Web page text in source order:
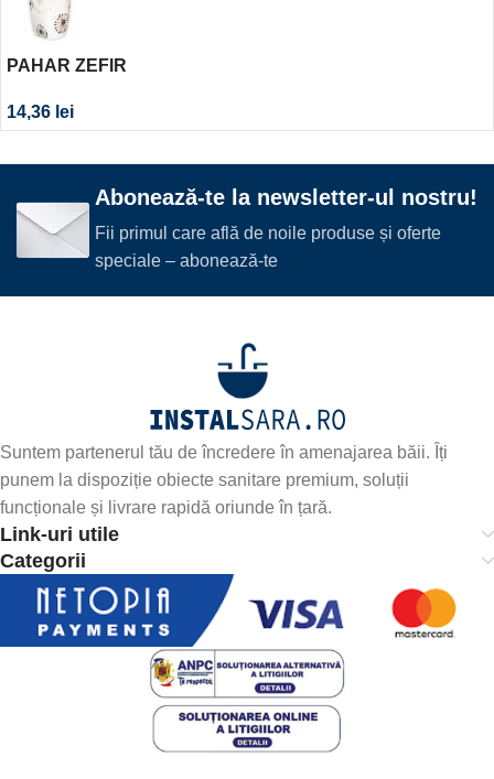
PAHAR ZEFIR
14,36 lei
Abonează-te la newsletter-ul nostru!
Fii primul care află de noile produse și oferte
speciale – abonează-te
Suntem partenerul tău de încredere în amenajarea băii. Îți
punem la dispoziție obiecte sanitare premium, soluții
funcționale și livrare rapidă oriunde în țară.
Link-uri utile
Categorii